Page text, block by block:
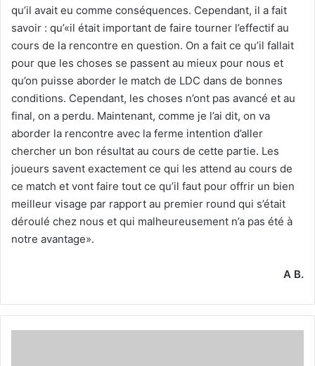
qu’il avait eu comme conséquences. Cependant, il a fait
savoir : qu’«il était important de faire tourner l’effectif au
cours de la rencontre en question. On a fait ce qu’il fallait
pour que les choses se passent au mieux pour nous et
qu’on puisse aborder le match de LDC dans de bonnes
conditions. Cependant, les choses n’ont pas avancé et au
final, on a perdu. Maintenant, comme je l’ai dit, on va
aborder la rencontre avec la ferme intention d’aller
chercher un bon résultat au cours de cette partie. Les
joueurs savent exactement ce qui les attend au cours de
ce match et vont faire tout ce qu’il faut pour offrir un bien
meilleur visage par rapport au premier round qui s’était
déroulé chez nous et qui malheureusement n’a pas été à
notre avantage».
A B.